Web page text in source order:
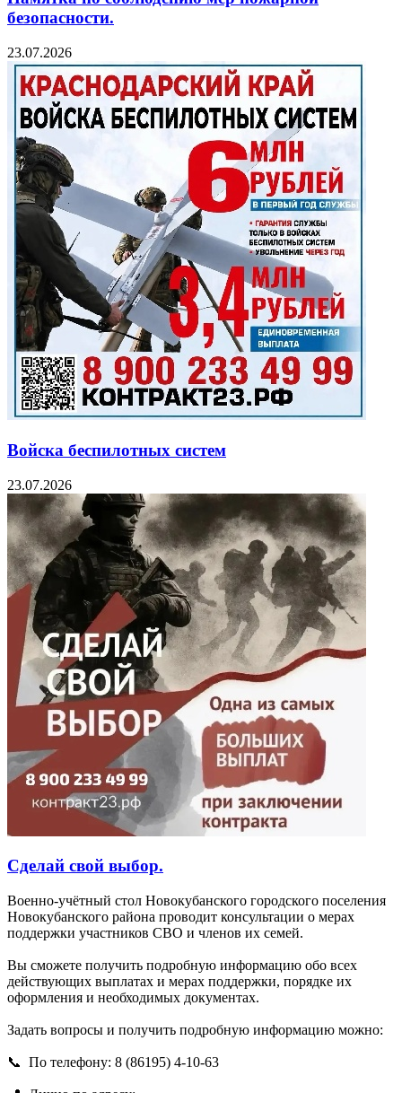
безопасности.
23.07.2026
Войска беспилотных систем
23.07.2026
Сделай свой выбор.
Военно-учётный стол Новокубанского городского поселения
Новокубанского района проводит консультации о мерах
поддержки участников СВО и членов их семей.
Вы сможете получить подробную информацию обо всех
действующих выплатах и мерах поддержки, порядке их
оформления и необходимых документах.
Задать вопросы и получить подробную информацию можно:
📞 По телефону: 8 (86195) 4-10-63